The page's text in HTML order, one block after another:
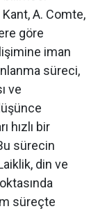
A. Comte,
göre
iman
süreci,
ve
hızlı bir
sürecin
din ve
süreçte